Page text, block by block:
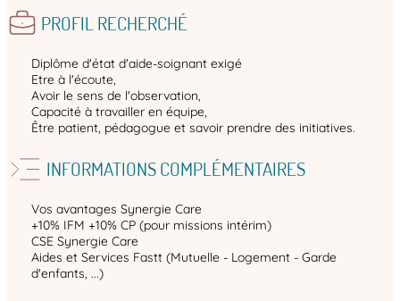
PROFIL RECHERCHÉ
Diplôme d'état d'aide-soignant exigé
Etre à l'écoute,
Avoir le sens de l'observation,
Capacité à travailler en équipe,
Être patient, pédagogue et savoir prendre des initiatives.
INFORMATIONS COMPLÉMENTAIRES
Vos avantages Synergie Care
+10% IFM +10% CP (pour missions intérim)
CSE Synergie Care
Aides et Services Fastt (Mutuelle - Logement - Garde
d'enfants, ...)